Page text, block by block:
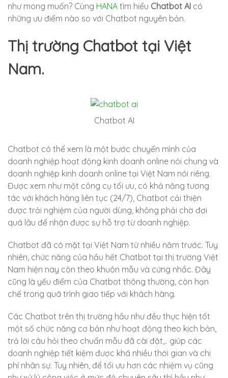
như mong muốn? Cùng HANA tìm hiểu Chatbot AI có
những ưu điểm nào so với Chatbot nguyên bản.
Thị trường Chatbot tại Việt
Nam.
Chatbot AI
Chatbot có thể xem là một bước chuyển mình của
doanh nghiệp hoạt động kinh doanh online nói chung và
doanh nghiệp kinh doanh online tại Việt Nam nói riêng.
Được xem như một công cụ tối ưu, có khả năng tương
tác với khách hàng liên tục (24/7), Chatbot cải thiện
được trải nghiệm của người dùng, không phải chờ đợi
quá lâu để nhận được sự hỗ trợ từ doanh nghiệp.
Chatbot đã có mặt tại Việt Nam từ nhiều năm trước. Tuy
nhiên, chức năng của hầu hết Chatbot tại thị trường Việt
Nam hiện nay còn theo khuôn mẫu và cứng nhắc. Đây
cũng là yếu điểm của Chatbot thông thường, còn hạn
chế trong quá trình giao tiếp với khách hàng.
Các Chatbot trên thị trường hầu như đều thực hiện tốt
một số chức năng cơ bản như hoạt động theo kịch bản,
trả lời câu hỏi theo chuẩn mẫu đã cài đặt,.. giúp các
doanh nghiệp tiết kiệm được khá nhiều thời gian và chi
phí nhân sự. Tuy nhiên, để tối ưu hơn các nhiệm vụ cũng